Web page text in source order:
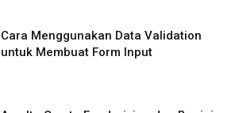
Cara Menggunakan Data Validation
untuk Membuat Form Input